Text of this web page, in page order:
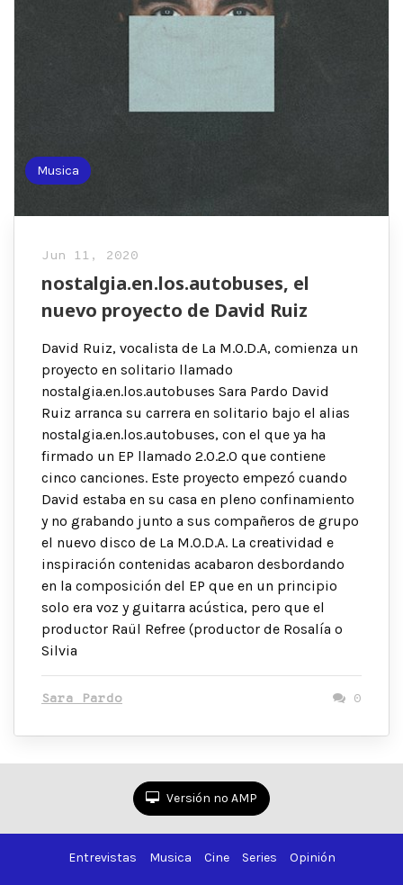
Musica
Jun 11, 2020
nostalgia.en.los.autobuses, el
nuevo proyecto de David Ruiz
David Ruiz, vocalista de La M.O.D.A, comienza un
proyecto en solitario llamado
nostalgia.en.los.autobuses Sara Pardo David
Ruiz arranca su carrera en solitario bajo el alias
nostalgia.en.los.autobuses, con el que ya ha
firmado un EP llamado 2.0.2.0 que contiene
cinco canciones. Este proyecto empezó cuando
David estaba en su casa en pleno confinamiento
y no grabando junto a sus compañeros de grupo
el nuevo disco de La M.O.D.A. La creatividad e
inspiración contenidas acabaron desbordando
en la composición del EP que en un principio
solo era voz y guitarra acústica, pero que el
productor Raül Refree (productor de Rosalía o
Silvia
Sara Pardo 0
Versión no AMP
Entrevistas Musica Cine Series Opinión